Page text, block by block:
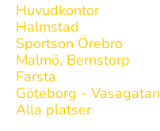
Huvudkontor
Halmstad
Sportson Örebro
Malmö, Bernstorp
Farsta
Göteborg - Vasagatan
Alla platser